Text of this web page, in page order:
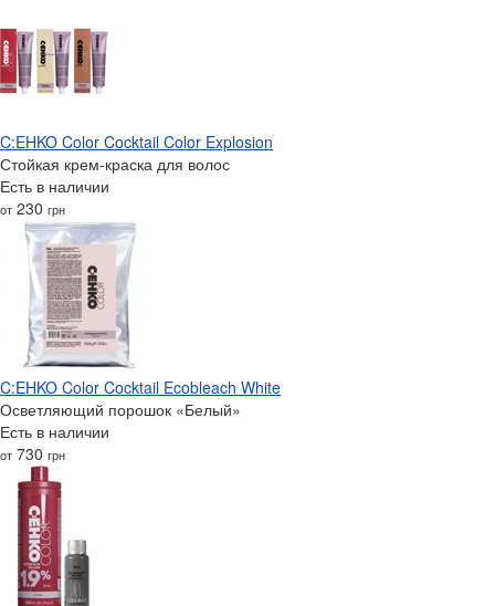
C:EHKO Color Cocktail Color Explosion
Стойкая крем-краска для волос
Есть в наличии
от 230 грн
C:EHKO Color Cocktail Ecobleach White
Осветляющий порошок «Белый»
Есть в наличии
от 730 грн